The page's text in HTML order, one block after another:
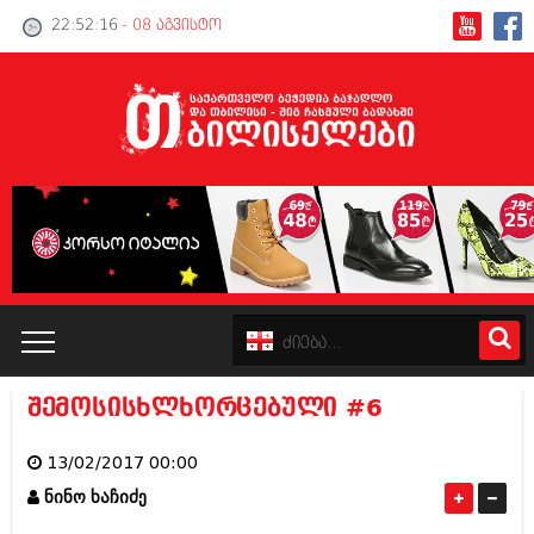
22:52:16 - 08 აგვისტო
კატალოგი
შემოსისხლხორცებული #6
13/02/2017 00:00
ნინო ხაჩიძე